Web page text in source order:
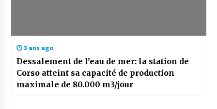
3 ans ago
Dessalement de l’eau de mer: la station de
Corso atteint sa capacité de production
maximale de 80.000 m3/jour